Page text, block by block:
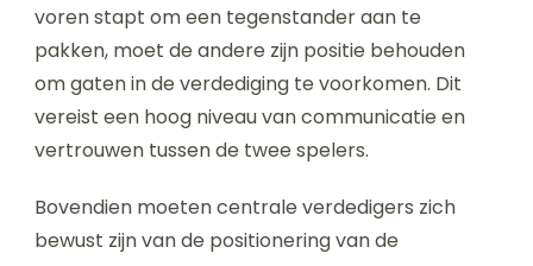
voren stapt om een tegenstander aan te
pakken, moet de andere zijn positie behouden
om gaten in de verdediging te voorkomen. Dit
vereist een hoog niveau van communicatie en
vertrouwen tussen de twee spelers.
Bovendien moeten centrale verdedigers zich
bewust zijn van de positionering van de